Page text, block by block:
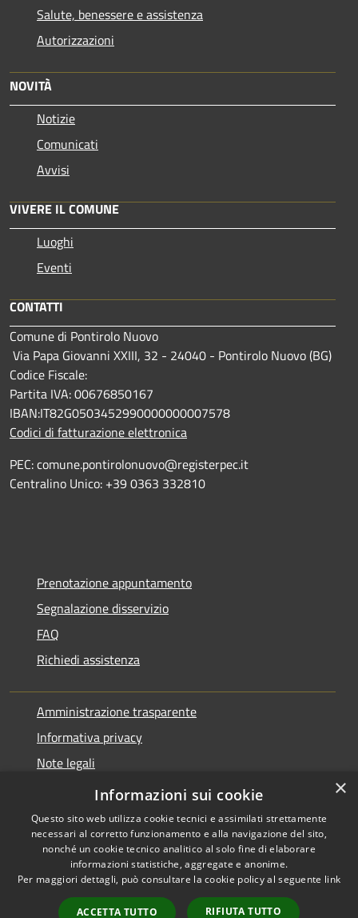
Salute, benessere e assistenza
Autorizzazioni
NOVITÀ
Notizie
Comunicati
Avvisi
VIVERE IL COMUNE
Luoghi
Eventi
CONTATTI
Comune di Pontirolo Nuovo
Via Papa Giovanni XXIII, 32 - 24040 - Pontirolo Nuovo (BG)
Codice Fiscale:
Partita IVA: 00676850167
IBAN:IT82G0503452990000000007578
Codici di fatturazione elettronica
PEC: comune.pontirolonuovo@registerpec.it
Centralino Unico: +39 0363 332810
Prenotazione appuntamento
Segnalazione disservizio
FAQ
Richiedi assistenza
Amministrazione trasparente
Informativa privacy
Note legali
Dichiarazione di accessibilità
Accessibilità
Copyright © 2026 • Comune di
Pontirolo Nuovo • Powered by
Municipium• Accesso
×
Informazioni sui cookie
Questo sito web utilizza cookie tecnici e assimilati strettamente
necessari al corretto funzionamento e alla navigazione del sito,
nonché un cookie tecnico analitico al solo fine di elaborare
informazioni statistiche, aggregate e anonime.
Per maggiori dettagli, può consultare la cookie policy al seguente link
ACCETTA TUTTO RIFIUTA TUTTO